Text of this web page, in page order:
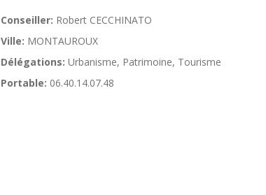
Conseiller: Robert CECCHINATO
Ville: MONTAUROUX
Délégations: Urbanisme, Patrimoine, Tourisme
Portable: 06.40.14.07.48